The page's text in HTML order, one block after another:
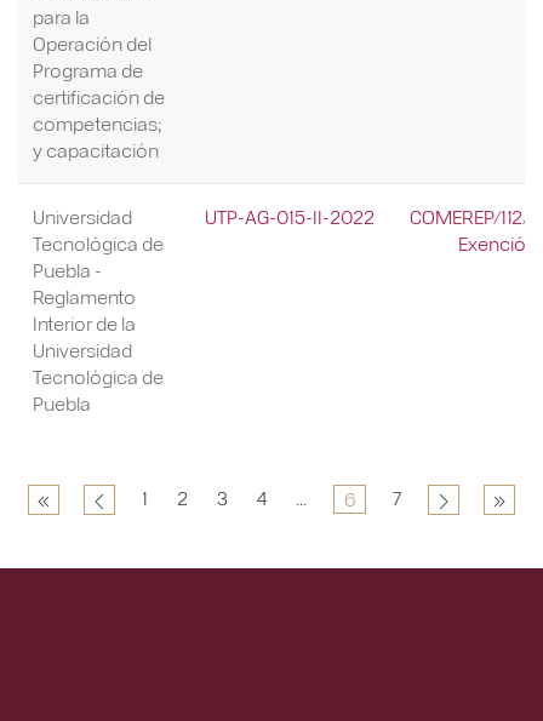
para la
Operación del
Programa de
certificación de
competencias;
y capacitación
Universidad
Tecnológica de
Puebla -
Reglamento
Interior de la
Universidad
Tecnológica de
Puebla
UTP-AG-015-II-2022
COMEREP/112/
Exención
1 2 3 4 6 7